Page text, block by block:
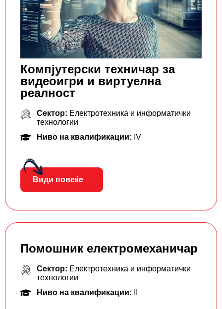
Компјутерски техничар за
видеоигри и виртуелна
реалност
Сектор: Електротехника и информатички
технологии
Ниво на квалификации: IV
Види повеќе
Помошник електромеханичар
Сектор: Електротехника и информатички
технологии
Ниво на квалификации: